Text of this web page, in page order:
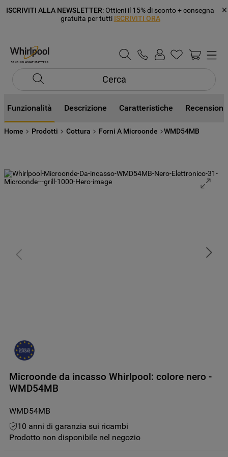
ISCRIVITI ALLA NEWSLETTER: Ottieni il 15% di sconto + consegna
gratuita per tutti ISCRIVITI ORA
Cerca
Funzionalità Descrizione Caratteristiche Recensioni
Home Prodotti Cottura Forni A Microonde WMD54MB
Microonde da incasso Whirlpool: colore nero -
WMD54MB
WMD54MB
10 anni di garanzia sui ricambi
Prodotto non disponibile nel negozio